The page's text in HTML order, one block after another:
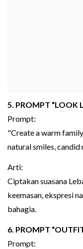
5. PROMPT “LOOK
Prompt:
"Create a warm
natural smiles,
Arti:
Ciptakan suasana
keemasan, ekspresi
bahagia.
6. PROMPT
Prompt: